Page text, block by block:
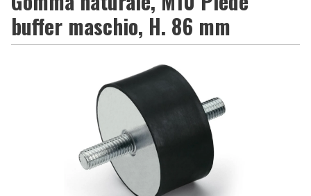
buffer maschio, H. 86 mm